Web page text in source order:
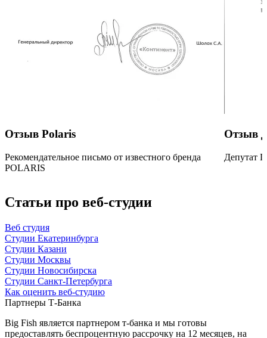
Отзыв Polaris
Рекомендательное письмо от известного бренда
POLARIS
Отзыв
Депутат
Статьи про веб-студии
Веб студия
Студии Екатеринбурга
Студии Казани
Студии Москвы
Студии Новосибирска
Студии Санкт-Петербурга
Как оценить веб-студию
Партнеры Т-Банка
Big Fish является партнером т-банка и мы готовы
предоставлять беспроцентную рассрочку на 12 месяцев, на